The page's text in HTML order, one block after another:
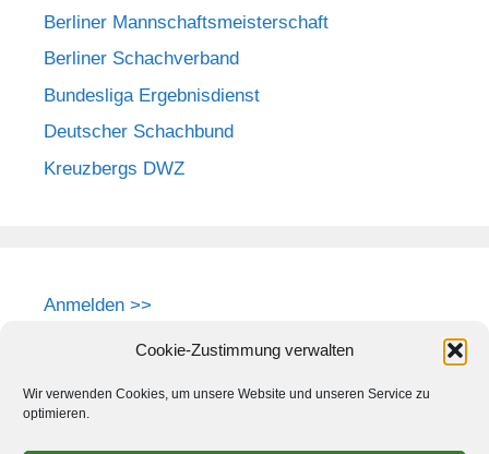
Cookie-Zustimmung verwalten
Wir verwenden Cookies, um unsere Website und unseren Service zu
optimieren.
Berliner Mannschaftsmeisterschaft
Berliner Schachverband
Bundesliga Ergebnisdienst
Deutscher Schachbund
Kreuzbergs DWZ
Anmelden >>